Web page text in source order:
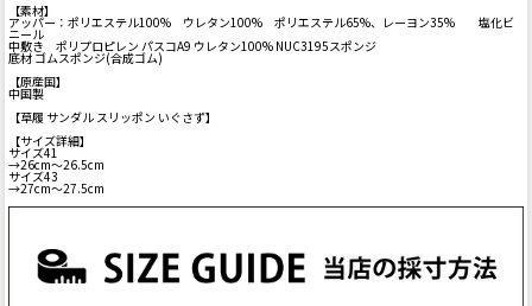
【素材】
アッパー：ポリエステル100% ウレタン100% ポリエステル65%、レーヨン35% 塩化ビ
ニール
中敷き ポリプロピレン パスコA9 ウレタン100% NUC3195スポンジ
底材 ゴムスポンジ(合成ゴム)
【原産国】
中国製
【草履 サンダル スリッポン いぐさず】
【サイズ詳細】
サイズ41
→26cm～26.5cm
サイズ43
→27cm～27.5cm